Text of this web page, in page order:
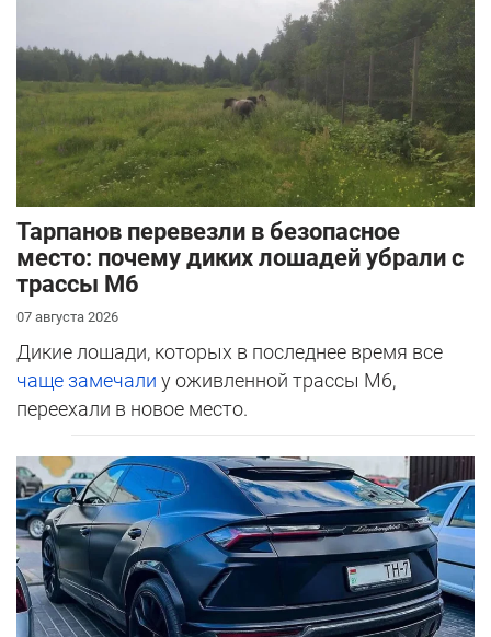
Тарпанов перевезли в безопасное
место: почему диких лошадей убрали с
трассы М6
07 августа 2026
Дикие лошади, которых в последнее время все
чаще замечали у оживленной трассы М6,
переехали в новое место.